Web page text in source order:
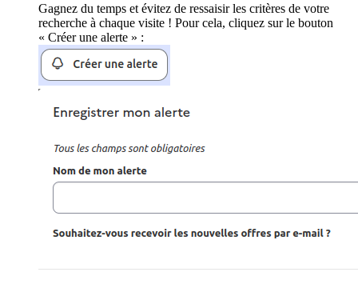
Gagnez du temps et évitez de ressaisir les critères de votre
recherche à chaque visite ! Pour cela, cliquez sur le bouton
« Créer une alerte » :